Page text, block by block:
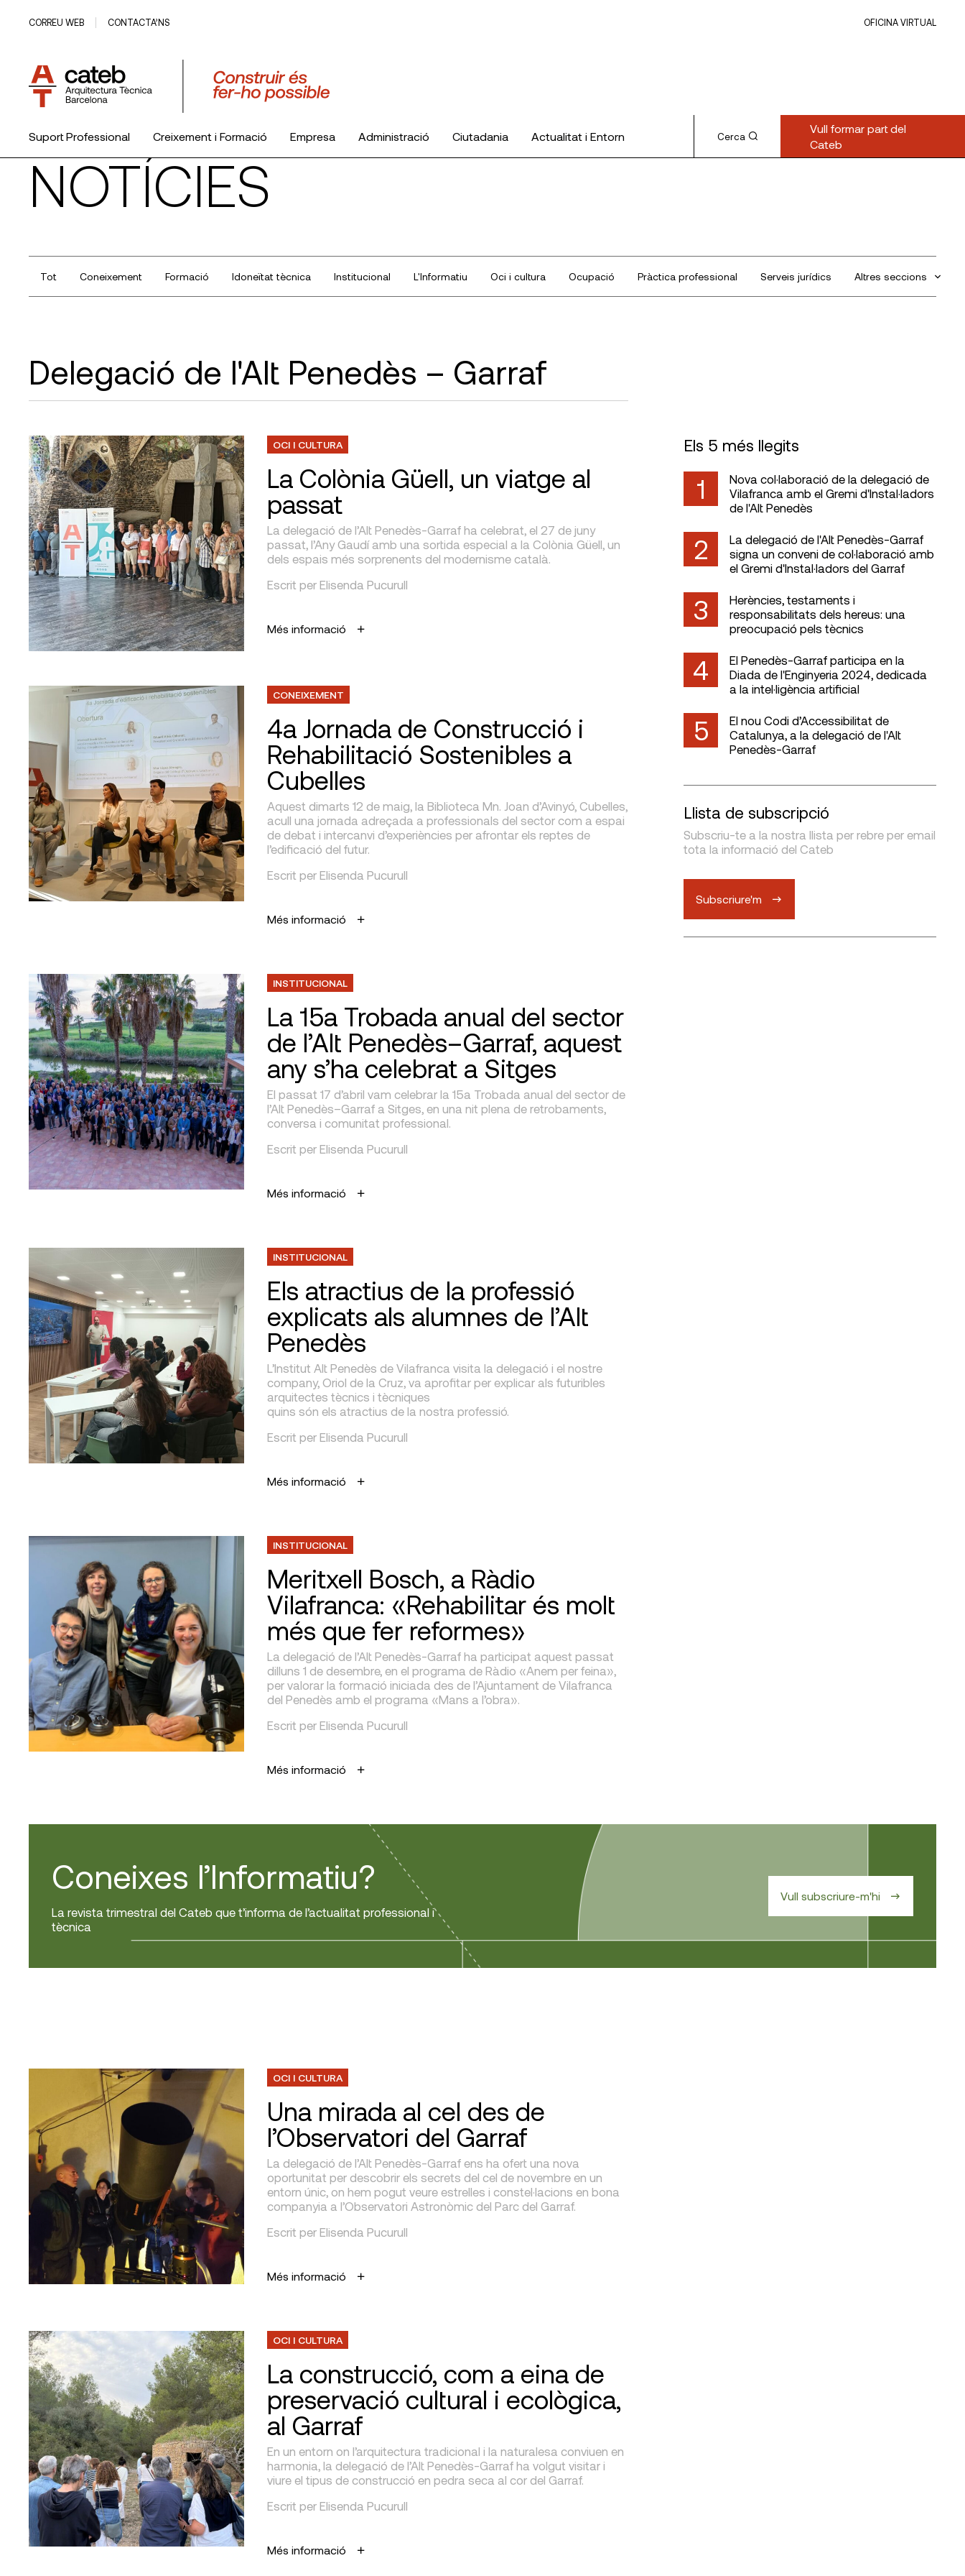
CORREU WEB CONTACTA’NS OFICINA VIRTUAL
Suport Professional Creixement i Formació Empresa Administració Ciutadania Actualitat i Entorn
El Col·legi
Cerca
Vull formar part del
Cateb
NOTÍCIES
Tot Coneixement Formació Idoneïtat tècnica Institucional L'Informatiu Oci i cultura Ocupació Pràctica professional Serveis jurídics Altres seccions
Delegació de l'Alt Penedès – Garraf
OCI I CULTURA
La Colònia Güell, un viatge al
passat
La delegació de l’Alt Penedès-Garraf ha celebrat, el 27 de juny
passat, l’Any Gaudí amb una sortida especial a la Colònia Güell, un
dels espais més sorprenents del modernisme català.
Escrit per Elisenda Pucurull
Més informació
CONEIXEMENT
4a Jornada de Construcció i
Rehabilitació Sostenibles a
Cubelles
Aquest dimarts 12 de maig, la Biblioteca Mn. Joan d’Avinyó, Cubelles,
acull una jornada adreçada a professionals del sector com a espai
de debat i intercanvi d’experiències per afrontar els reptes de
l’edificació del futur.
Escrit per Elisenda Pucurull
Més informació
INSTITUCIONAL
La 15a Trobada anual del sector
de l’Alt Penedès–Garraf, aquest
any s’ha celebrat a Sitges
El passat 17 d’abril vam celebrar la 15a Trobada anual del sector de
l’Alt Penedès–Garraf a Sitges, en una nit plena de retrobaments,
conversa i comunitat professional.
Escrit per Elisenda Pucurull
Més informació
INSTITUCIONAL
Els atractius de la professió
explicats als alumnes de l’Alt
Penedès
L’Institut Alt Penedès de Vilafranca visita la delegació i el nostre
company, Oriol de la Cruz, va aprofitar per explicar als futuribles
arquitectes tècnics i tècniques
quins són els atractius de la nostra professió.
Escrit per Elisenda Pucurull
Més informació
INSTITUCIONAL
Meritxell Bosch, a Ràdio
Vilafranca: «Rehabilitar és molt
més que fer reformes»
La delegació de l’Alt Penedès-Garraf ha participat aquest passat
dilluns 1 de desembre, en el programa de Ràdio «Anem per feina»,
per valorar la formació iniciada des de l’Ajuntament de Vilafranca
del Penedès amb el programa «Mans a l’obra».
Escrit per Elisenda Pucurull
Més informació
Els 5 més llegits
1
Nova col·laboració de la delegació de
Vilafranca amb el Gremi d'Instal·ladors
de l'Alt Penedès
2
La delegació de l'Alt Penedès-Garraf
signa un conveni de col·laboració amb
el Gremi d'Instal·ladors del Garraf
3
Herències, testaments i
responsabilitats dels hereus: una
preocupació pels tècnics
4
El Penedès-Garraf participa en la
Diada de l'Enginyeria 2024, dedicada
a la intel·ligència artificial
5
El nou Codi d’Accessibilitat de
Catalunya, a la delegació de l'Alt
Penedès-Garraf
Llista de subscripció
Subscriu-te a la nostra llista per rebre per email
tota la informació del Cateb
Subscriure'm
Coneixes l’Informatiu?
La revista trimestral del Cateb que t’informa de l’actualitat professional i
tècnica
Vull subscriure-m'hi
OCI I CULTURA
Una mirada al cel des de
l’Observatori del Garraf
La delegació de l’Alt Penedès-Garraf ens ha ofert una nova
oportunitat per descobrir els secrets del cel de novembre en un
entorn únic, on hem pogut veure estrelles i constel·lacions en bona
companyia a l’Observatori Astronòmic del Parc del Garraf.
Escrit per Elisenda Pucurull
Més informació
OCI I CULTURA
La construcció, com a eina de
preservació cultural i ecològica,
al Garraf
En un entorn on l’arquitectura tradicional i la naturalesa conviuen en
harmonia, la delegació de l’Alt Penedès-Garraf ha volgut visitar i
viure el tipus de construcció en pedra seca al cor del Garraf.
Escrit per Elisenda Pucurull
Més informació